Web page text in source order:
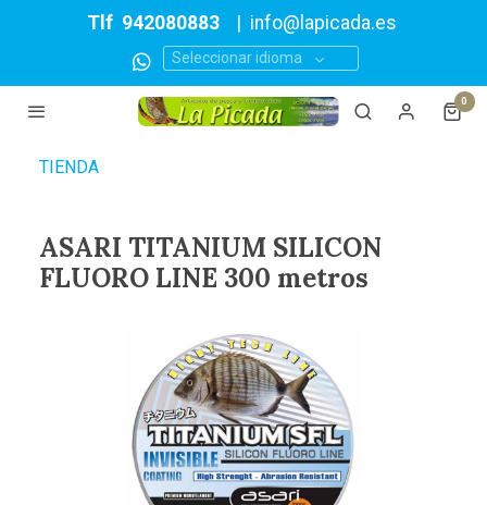
Tlf 942080883 info@lapicada.es
Seleccionar idioma
0
TIENDA
ASARI TITANIUM SILICON
FLUORO LINE 300 metros